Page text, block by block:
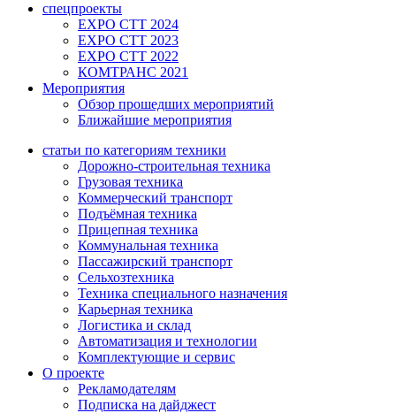
спецпроекты
EXPO CTT 2024
EXPO CTT 2023
EXPO CTT 2022
КОМТРАНС 2021
Мероприятия
Обзор прошедших мероприятий
Ближайшие мероприятия
статьи по категориям техники
Дорожно-строительная техника
Грузовая техника
Коммерческий транспорт
Подъёмная техника
Прицепная техника
Коммунальная техника
Пассажирский транспорт
Сельхозтехника
Техника специального назначения
Карьерная техника
Логистика и склад
Автоматизация и технологии
Комплектующие и сервис
О проекте
Рекламодателям
Подписка на дайджест